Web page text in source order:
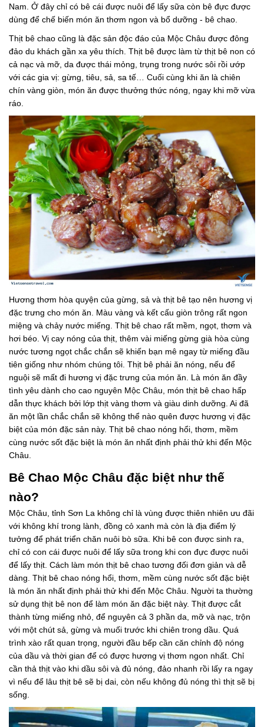
Nam. Ở đây chỉ có bê cái được nuôi để lấy sữa còn bê đực được
dùng để chế biến món ăn thơm ngon và bổ dưỡng - bê chao.
Thịt bê chao cũng là đặc sản độc đáo của Mộc Châu được đông
đảo du khách gần xa yêu thích. Thịt bê được làm từ thịt bê non có
cả nạc và mỡ, da được thái mỏng, trụng trong nước sôi rồi ướp
với các gia vị: gừng, tiêu, sả, sa tế… Cuối cùng khi ăn là chiên
chín vàng giòn, món ăn được thưởng thức nóng, ngay khi mỡ vừa
ráo.
Hương thơm hòa quyện của gừng, sả và thịt bê tạo nên hương vị
đặc trưng cho món ăn. Màu vàng và kết cấu giòn trông rất ngon
miệng và chảy nước miếng. Thịt bê chao rất mềm, ngọt, thơm và
hơi béo. Vị cay nóng của thịt, thêm vài miếng gừng già hòa cùng
nước tương ngọt chắc chắn sẽ khiến bạn mê ngay từ miếng đầu
tiên giống như nhóm chúng tôi. Thịt bê phải ăn nóng, nếu để
nguội sẽ mất đi hương vị đặc trưng của món ăn. Là món ăn đầy
tình yêu dành cho cao nguyên Mộc Châu, món thịt bê chao hấp
dẫn thực khách bởi lớp thịt vàng thơm và giàu dinh dưỡng. Ai đã
ăn một lần chắc chắn sẽ không thể nào quên được hương vị đặc
biệt của món đặc sản này. Thịt bê chao nóng hổi, ​​thơm, mềm
cùng nước sốt đặc biệt là món ăn nhất định phải thử khi đến Mộc
Châu.
Bê Chao Mộc Châu đặc biệt như thế
nào?
Mộc Châu, tỉnh Sơn La không chỉ là vùng được thiên nhiên ưu đãi
với không khí trong lành, đồng cỏ xanh mà còn là địa điểm lý
tưởng để phát triển chăn nuôi bò sữa. Khi bê con được sinh ra,
chỉ có con cái được nuôi để lấy sữa trong khi con đực được nuôi
để lấy thịt. Cách làm món thịt bê chao tương đối đơn giản và dễ
dàng. Thịt bê chao nóng hổi, ​​thơm, mềm cùng nước sốt đặc biệt
là món ăn nhất định phải thử khi đến Mộc Châu. Người ta thường
sử dụng thịt bê non để làm món ăn đặc biệt này. Thịt được cắt
thành từng miếng nhỏ, để nguyên cả 3 phần da, mỡ và nạc, trộn
với một chút sả, gừng và muối trước khi chiên trong dầu. Quá
trình xào rất quan trọng, người đầu bếp cần căn chỉnh độ nóng
của dầu và thời gian để có được hương vị thơm ngon nhất. Chỉ
cần thả thịt vào khi dầu sôi và đủ nóng, đảo nhanh rồi lấy ra ngay
vì nếu để lâu thịt bê sẽ bị dai, còn nếu không đủ nóng thì thịt sẽ bị
sống.